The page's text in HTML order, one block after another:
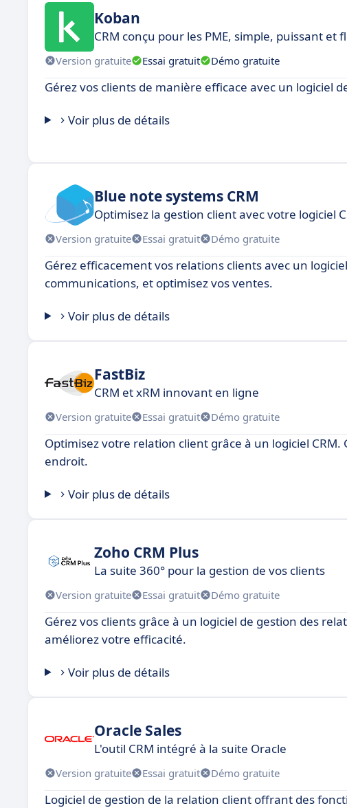
Koban
CRM conçu pour les PME, simple, puissant et
Version gratuite Essai gratuit Démo gratuite
Gérez vos clients de manière efficace avec un logiciel
Voir plus de détails
Blue note systems CRM
Optimisez la gestion client avec votre logiciel
Version gratuite Essai gratuit Démo gratuite
Gérez efficacement vos relations clients avec un
communications, et optimisez vos ventes.
Voir plus de détails
FastBiz
CRM et xRM innovant en ligne
Version gratuite Essai gratuit Démo gratuite
Optimisez votre relation client grâce à un logiciel
endroit.
Voir plus de détails
Zoho CRM Plus
La suite 360° pour la gestion de vos clients
Version gratuite Essai gratuit Démo gratuite
Gérez vos clients grâce à un logiciel de gestion des
améliorez votre efficacité.
Voir plus de détails
Oracle Sales
L'outil CRM intégré à la suite Oracle
Version gratuite Essai gratuit Démo gratuite
Logiciel de gestion de la relation client offrant des